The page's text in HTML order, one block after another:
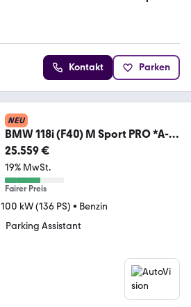
Kontakt Parken
NEU
BMW 118i (F40) M Sport PRO *A-
LED*ACC*Schalensitze
25.559 €
19% MwSt.
Fairer Preis
100 kW (136 PS) • Benzin
Parking Assistant